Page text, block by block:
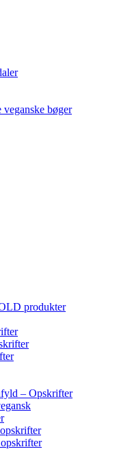
veganske bøger
produkter
– Opskrifter